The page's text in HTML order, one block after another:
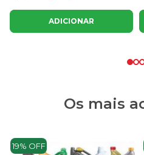
ADICIONAR
Os mais
19% OFF